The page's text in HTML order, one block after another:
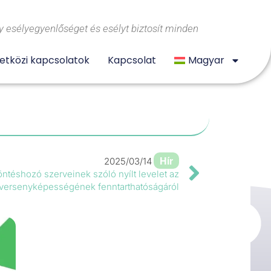
és esélyt biztosít minden
kapcsolatok Kapcsolat Magyar
2025/03/14 Hír
szerveinek szóló nyílt levelet az
fenntarthatóságáról